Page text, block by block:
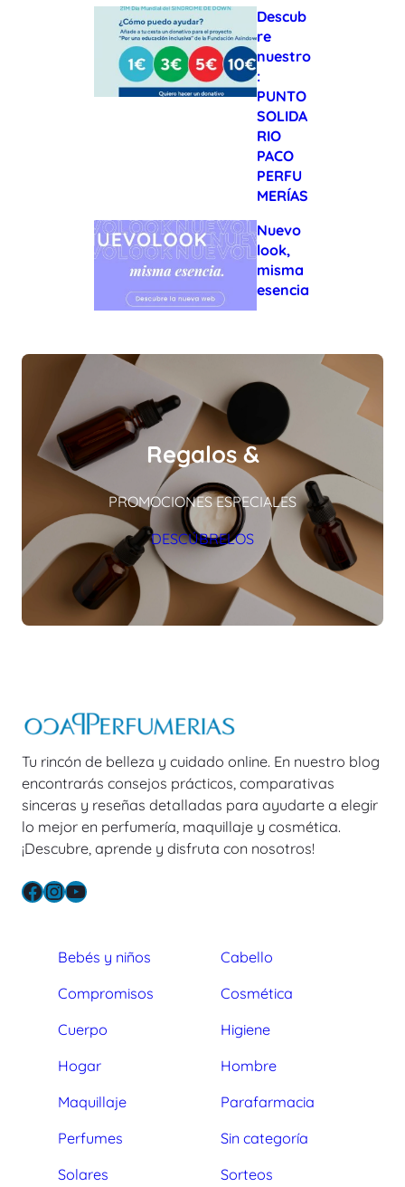
Descub
re
nuestro
:
PUNTO
SOLIDA
RIO
PACO
PERFU
MERÍAS
Nuevo
look,
misma
esencia
Regalos &
PROMOCIONES ESPECIALES
DESCÚBRELOS
Tu rincón de belleza y cuidado online. En nuestro blog
encontrarás consejos prácticos, comparativas
sinceras y reseñas detalladas para ayudarte a elegir
lo mejor en perfumería, maquillaje y cosmética.
¡Descubre, aprende y disfruta con nosotros!
Facebook InstagramYouTube
Bebés y niños
Cabello
Compromisos
Cosmética
Cuerpo
Higiene
Hogar
Hombre
Maquillaje
Parafarmacia
Perfumes
Sin categoría
Solares
Sorteos